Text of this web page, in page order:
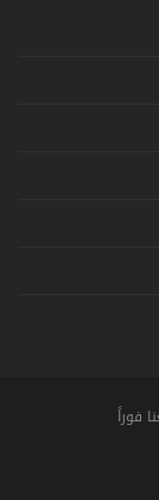
فوراً